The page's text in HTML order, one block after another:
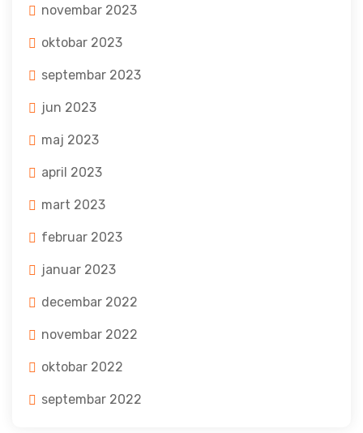
novembar 2023
oktobar 2023
septembar 2023
jun 2023
maj 2023
april 2023
mart 2023
februar 2023
januar 2023
decembar 2022
novembar 2022
oktobar 2022
septembar 2022